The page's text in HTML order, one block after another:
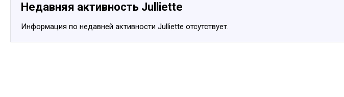
Недавняя активность Julliette
Информация по недавней активности Julliette отсутствует.